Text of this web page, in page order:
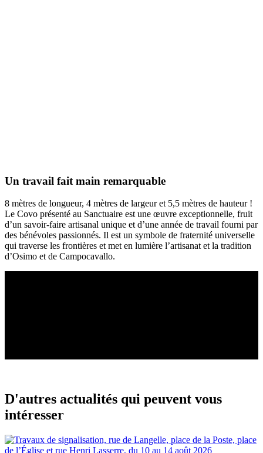
Un travail fait main remarquable
8 mètres de longueur, 4 mètres de largeur et 5,5 mètres de hauteur !
Le Covo présenté au Sanctuaire est une œuvre exceptionnelle, fruit
d’un savoir-faire artisanal unique et d’une année de travail fourni par
des bénévoles passionnés. Il est un symbole de fraternité universelle
qui traverse les frontières et met en lumière l’artisanat et la tradition
d’Osimo et de Campocavallo.
D'autres actualités qui peuvent vous
intéresser